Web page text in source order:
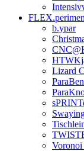
b.ypar
Lizard